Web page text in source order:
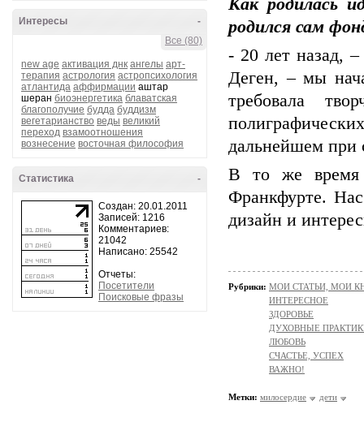
-
Интересы
Все (80)
new age активация днк ангелы арт-
терапия астрология астропсихология
атлантида аффирмации аштар
шеран биоэнергетика блаватская
благополучие будда буддизм
вегетарианство веды великий
переход взамоотношения
вознесение восточная философия
-
Статистика
Создан: 20.01.2011
Записей: 1216
Комментариев:
21042
Написано: 25542
Отчеты:
Посетители
Поисковые фразы
Как родилась
родился сам
- 20 лет назад, –
Деген, – мы
требовала
дальнейшем при
В то же время
Франкфурте.
дизайн и
Рубрики: МОИ СТАТЬИ, МОИ
ИНТЕРЕСНОЕ
ЗДОРОВЬЕ
ДУХОВНЫЕ
ЛЮБОВЬ
СЧАСТЬЕ, УСПЕХ
ВАЖНО!
Метки: милосердие дети